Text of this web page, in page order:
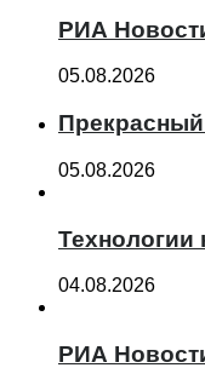
РИА
05.08.2026
05.08.2026
Технологии
04.08.2026
РИА